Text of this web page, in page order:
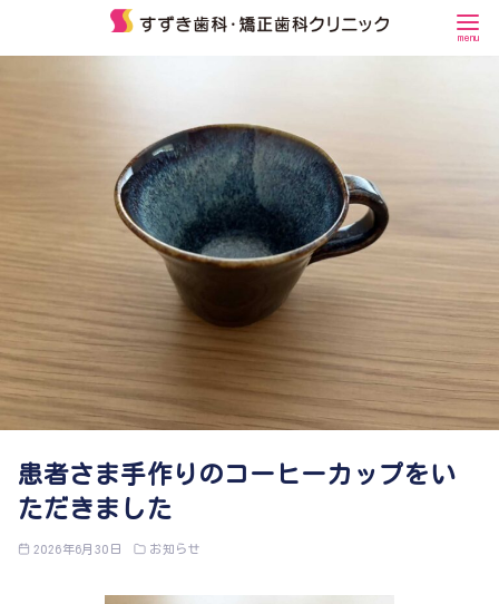
患者さま手作りのコーヒーカップをい
ただきました
2026年6月30日 お知らせ